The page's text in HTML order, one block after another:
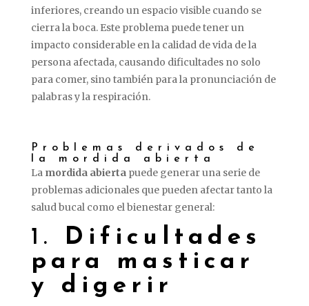
inferiores, creando un espacio visible cuando se
cierra la boca. Este problema puede tener un
impacto considerable en la calidad de vida de la
persona afectada, causando dificultades no solo
para comer, sino también para la pronunciación de
palabras y la respiración.
Problemas derivados de
la mordida abierta
La mordida abiertapuede generar una serie de
problemas adicionales que pueden afectar tanto la
salud bucal como el bienestar general:
1. Dificultades
para masticar
y digerir